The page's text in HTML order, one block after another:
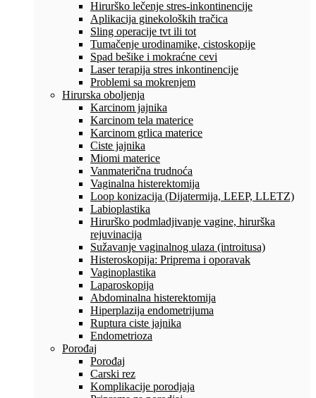
Hirurško lečenje stres-inkontinencije
Aplikacija ginekoloških tračica
Sling operacije tvt ili tot
Tumačenje urodinamike, cistoskopije
Spad bešike i mokraćne cevi
Laser terapija stres inkontinencije
Problemi sa mokrenjem
Hirurska oboljenja
Karcinom jajnika
Karcinom tela materice
Karcinom grlica materice
Ciste jajnika
Miomi materice
Vanmaterična trudnoća
Vaginalna histerektomija
Loop konizacija (Dijatermija, LEEP, LLETZ)
Labioplastika
Hirurško podmladjivanje vagine, hirurška
rejuvinacija
Sužavanje vaginalnog ulaza (introitusa)
Histeroskopija: Priprema i oporavak
Vaginoplastika
Laparoskopija
Abdominalna histerektomija
Hiperplazija endometrijuma
Ruptura ciste jajnika
Endometrioza
Porođaj
Porođaj
Carski rez
Komplikacije porodjaja